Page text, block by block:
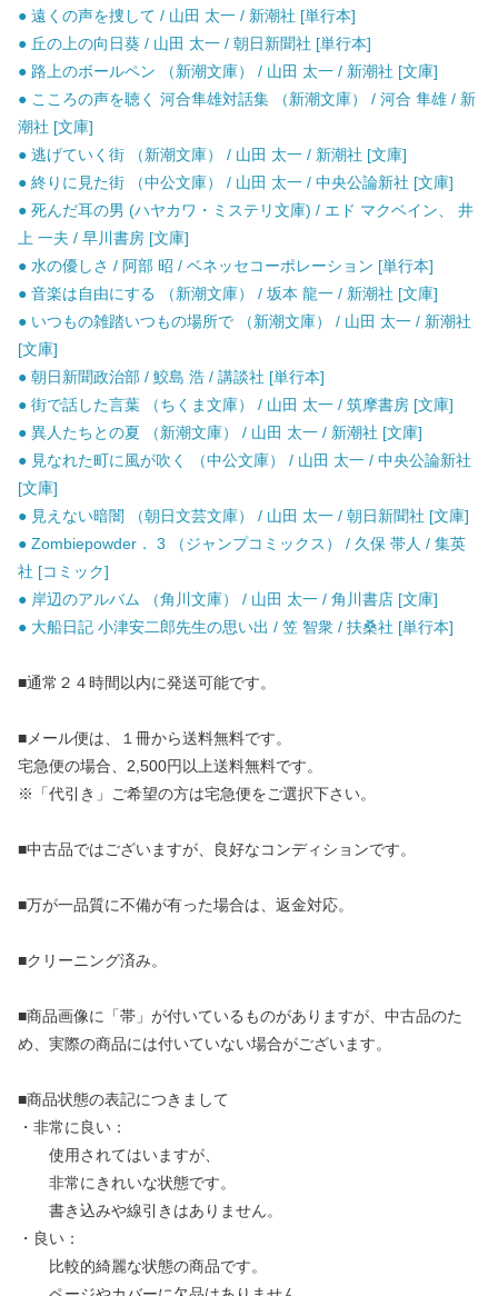
● 遠くの声を捜して / 山田 太一 / 新潮社 [単行本]
● 丘の上の向日葵 / 山田 太一 / 朝日新聞社 [単行本]
● 路上のボールペン （新潮文庫） / 山田 太一 / 新潮社 [文庫]
● こころの声を聴く 河合隼雄対話集 （新潮文庫） / 河合 隼雄 / 新
潮社 [文庫]
● 逃げていく街 （新潮文庫） / 山田 太一 / 新潮社 [文庫]
● 終りに見た街 （中公文庫） / 山田 太一 / 中央公論新社 [文庫]
● 死んだ耳の男 (ハヤカワ・ミステリ文庫) / エド マクベイン、 井
上 一夫 / 早川書房 [文庫]
● 水の優しさ / 阿部 昭 / ベネッセコーポレーション [単行本]
● 音楽は自由にする （新潮文庫） / 坂本 龍一 / 新潮社 [文庫]
● いつもの雑踏いつもの場所で （新潮文庫） / 山田 太一 / 新潮社
[文庫]
● 朝日新聞政治部 / 鮫島 浩 / 講談社 [単行本]
● 街で話した言葉 （ちくま文庫） / 山田 太一 / 筑摩書房 [文庫]
● 異人たちとの夏 （新潮文庫） / 山田 太一 / 新潮社 [文庫]
● 見なれた町に風が吹く （中公文庫） / 山田 太一 / 中央公論新社
[文庫]
● 見えない暗闇 （朝日文芸文庫） / 山田 太一 / 朝日新聞社 [文庫]
● Zombiepowder． 3 （ジャンプコミックス） / 久保 帯人 / 集英
社 [コミック]
● 岸辺のアルバム （角川文庫） / 山田 太一 / 角川書店 [文庫]
● 大船日記 小津安二郎先生の思い出 / 笠 智衆 / 扶桑社 [単行本]
■通常２４時間以内に発送可能です。
■メール便は、１冊から送料無料です。
宅急便の場合、2,500円以上送料無料です。
※「代引き」ご希望の方は宅急便をご選択下さい。
■中古品ではございますが、良好なコンディションです。
■万が一品質に不備が有った場合は、返金対応。
■クリーニング済み。
■商品画像に「帯」が付いているものがありますが、中古品のた
め、実際の商品には付いていない場合がございます。
■商品状態の表記につきまして
・非常に良い：
使用されてはいますが、
非常にきれいな状態です。
書き込みや線引きはありません。
・良い：
比較的綺麗な状態の商品です。